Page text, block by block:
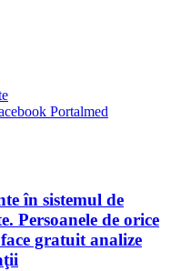
Portalmed
în sistemul de
Persoanele de orice
gratuit analize